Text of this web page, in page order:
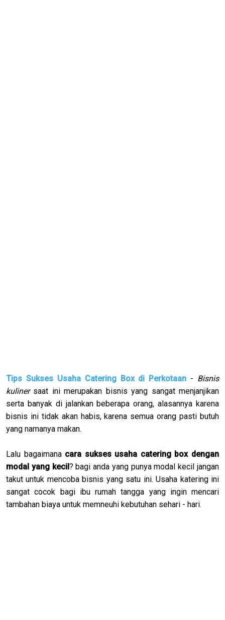
Tips Sukses Usaha Catering Box di Perkotaan - Bisnis
kulinersaat ini merupakan bisnis yang sangat menjanjikan
serta banyak di jalankan beberapa orang, alasannya karena
bisnis ini tidak akan habis, karena semua orang pasti butuh
yang namanya makan.
Lalu bagaimana cara sukses usaha catering box dengan
modal yang kecil? bagi anda yang punya modal kecil jangan
takut untuk mencoba bisnis yang satu ini. Usaha katering ini
sangat cocok bagi ibu rumah tangga yang ingin mencari
tambahan biaya untuk memneuhi kebutuhan sehari - hari.